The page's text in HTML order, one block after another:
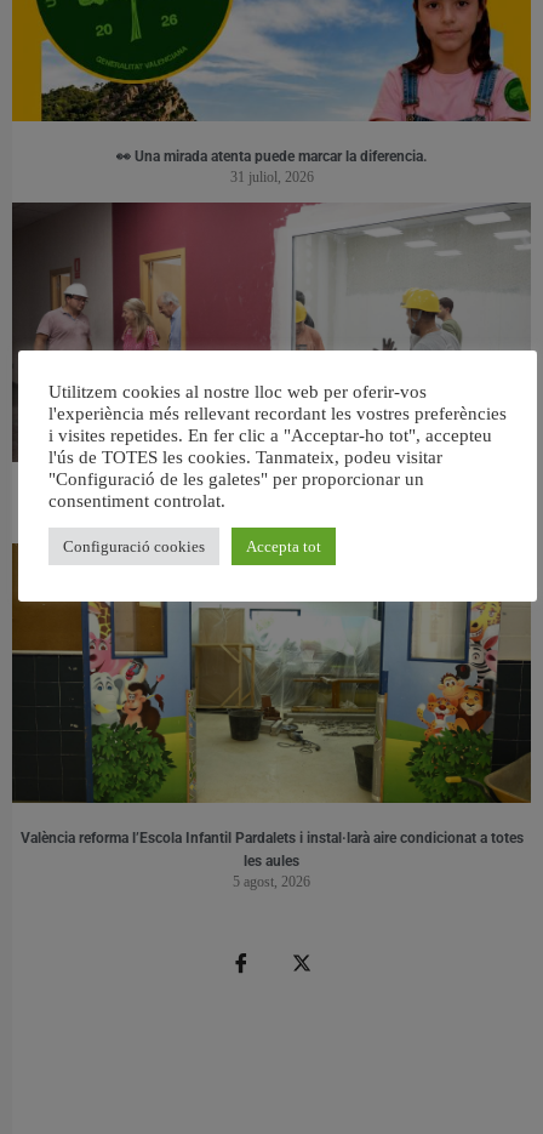
👀 Una mirada atenta puede marcar la diferencia.
31 juliol, 2026
València ultima el nou centre per a persones majors del barri de Sant Antoni
València reforma l’Escola Infantil Pardalets i instal·larà aire condicionat a totes
les aules
5 agost, 2026
Utilitzem cookies al nostre lloc web per oferir-vos
l'experiència més rellevant recordant les vostres preferències
i visites repetides. En fer clic a "Acceptar-ho tot", accepteu
l'ús de TOTES les cookies. Tanmateix, podeu visitar
"Configuració de les galetes" per proporcionar un
consentiment controlat.
Configuració cookies Accepta tot